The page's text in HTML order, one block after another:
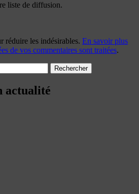
liste de diffusion.
réduire les indésirables. En savoir plus
de vos commentaires sont traitées.
actualité